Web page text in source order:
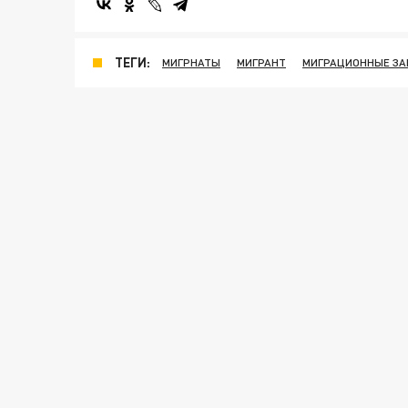
ТЕГИ: МИГРНАТЫ МИГРАНТ МИГРАЦИОННЫЕ